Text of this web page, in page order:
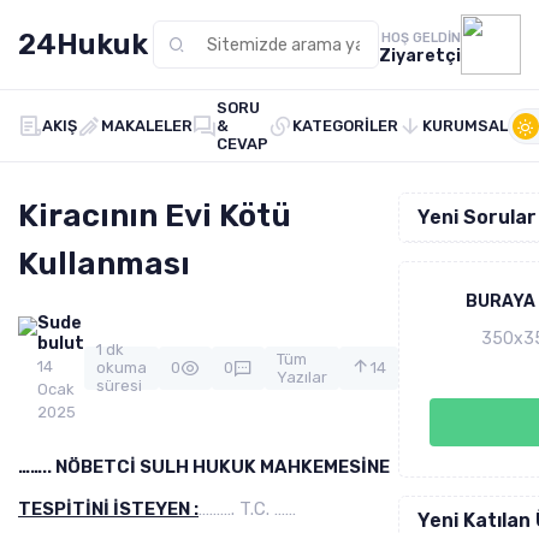
24Hukuk HOŞ GELDIN
Ziyaretçi
AKIŞ MAKALELER
SORU
&
CEVAP
KATEGORILER KURUMSAL
Kiracının Evi Kötü
Kullanması
Sude
bulut
14
Ocak
2025
1 dk
okuma
süresi
0 0
Tüm
Yazılar
14
…….. NÖBETCİ SULH HUKUK MAHKEMESİNE
TESPİTİNİ İSTEYEN :………. T.C. ……
Yeni Sorular
Yeni